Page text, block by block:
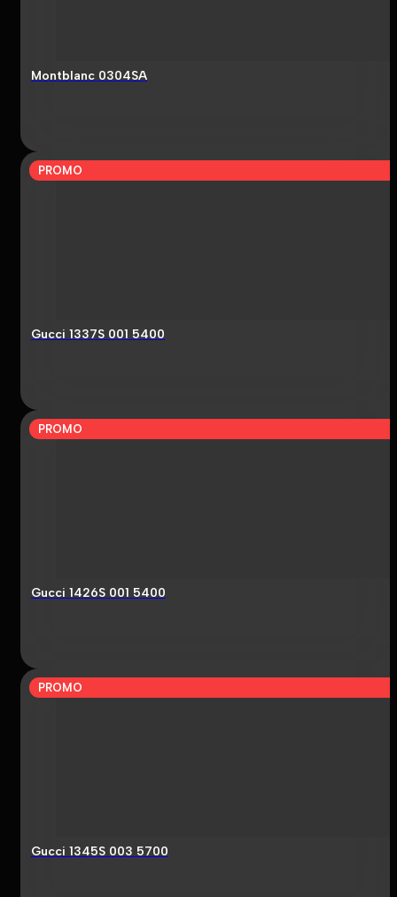
Montblanc 0304SA
PROMO
Gucci 1337S 001 5400
PROMO
Gucci 1426S 001 5400
PROMO
Gucci 1345S 003 5700